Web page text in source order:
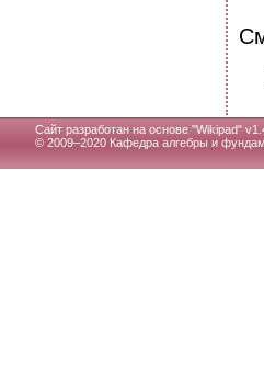
Сайт разработан на основе "Wikipad"
© 2009–2020 Кафедра алгебры и